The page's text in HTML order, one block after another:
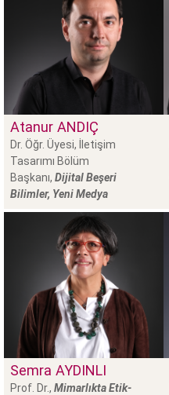
Atanur ANDIÇ
Dr. Öğr. Üyesi, İletişim
Tasarımı Bölüm
Başkanı, Dijital Beşeri
Bilimler, Yeni Medya
Semra AYDINLI
Prof. Dr., Mimarlıkta Etik-